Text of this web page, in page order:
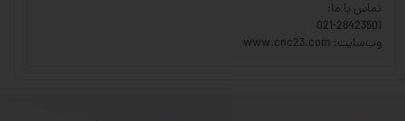
تماس با ما:
021-28423501
وب‌سایت: www.cnc23.com